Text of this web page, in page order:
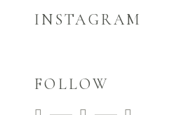
INSTAGRAM
FOLLOW